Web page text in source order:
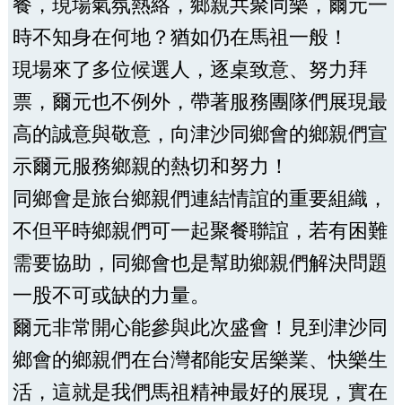
時不知身在何地？猶如仍在馬祖一般！
現場來了多位候選人，逐桌致意、努力拜
票，爾元也不例外，帶著服務團隊們展現最
高的誠意與敬意，向津沙同鄉會的鄉親們宣
示爾元服務鄉親的熱切和努力！
同鄉會是旅台鄉親們連結情誼的重要組織，
不但平時鄉親們可一起聚餐聯誼，若有困難
需要協助，同鄉會也是幫助鄉親們解決問題
一股不可或缺的力量。
爾元非常開心能參與此次盛會！見到津沙同
鄉會的鄉親們在台灣都能安居樂業、快樂生
活，這就是我們馬祖精神最好的展現，實在